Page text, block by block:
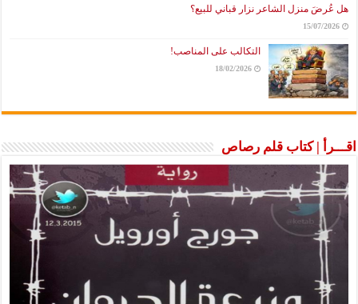
هل عُرضَ منزل الشاعر نزار قباني للبيع؟
15/07/2026
التكالب على المناصب!
18/02/2026
اقـــرأ | كتاب قلم رصاص